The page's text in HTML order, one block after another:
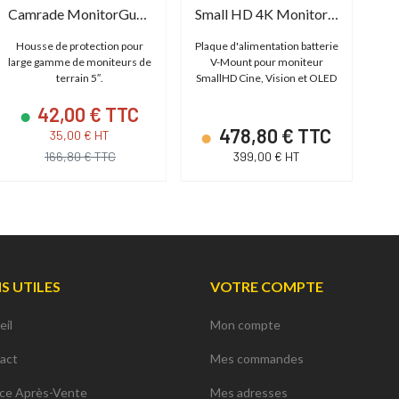
Camrade MonitorGuard 5"
Housse de protection pour
large gamme de moniteurs de
terrain 5″.
42,00 € TTC
35,00 € HT
166,80 € TTC
Small HD 4K Monitors Dual V-Mount Battery Bracket
Plaque d'alimentation batterie
V-Mount pour moniteur
SmallHD Cine, Vision et OLED
478,80 € TTC
399,00 € HT
UTILES
Après-Vente
VOTRE COMPTE
Mon compte
Mes commandes
Mes adresses